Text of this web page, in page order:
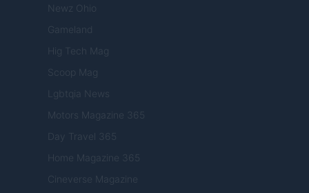
Newz Ohio
Gameland
Hig Tech Mag
Scoop Mag
Lgbtqia News
Motors Magazine 365
Day Travel 365
Home Magazine 365
Cineverse Magazine